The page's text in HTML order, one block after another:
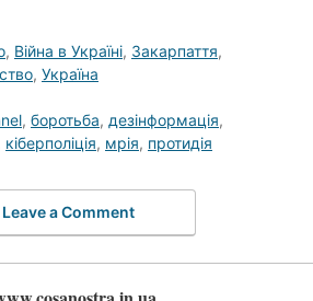
, Війна в Україні, Закарпаття,
, Україна
, боротьба, дезінформація,
кіберполіція, мрія, протидія
Leave a Comment